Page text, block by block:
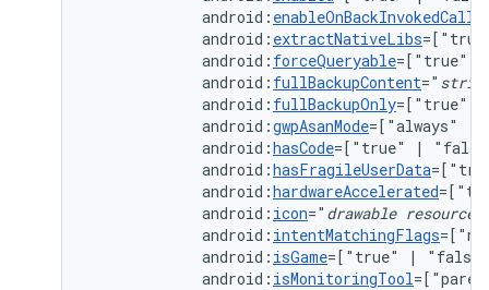
android:
android: extractNativeLibs
android: forceQueryable=["true"
android: fullBackupContent="
android: fullBackupOnly=["true"
android:gwpAsanMode=["always"
android:hasCode=["true"
|
android:hasFragileUserData
android:hardwareAccelerated
android: icon=" drawable resource
android: intentMatchingFlags
android: isGame=["true"
|
android: isMonitoringTool